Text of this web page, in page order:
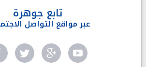
تابع جوهرة
عبر مواقع التواصل